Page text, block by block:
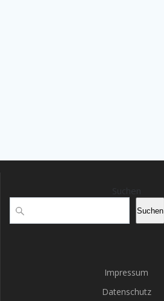
Suchen
Impressum
Datenschutz